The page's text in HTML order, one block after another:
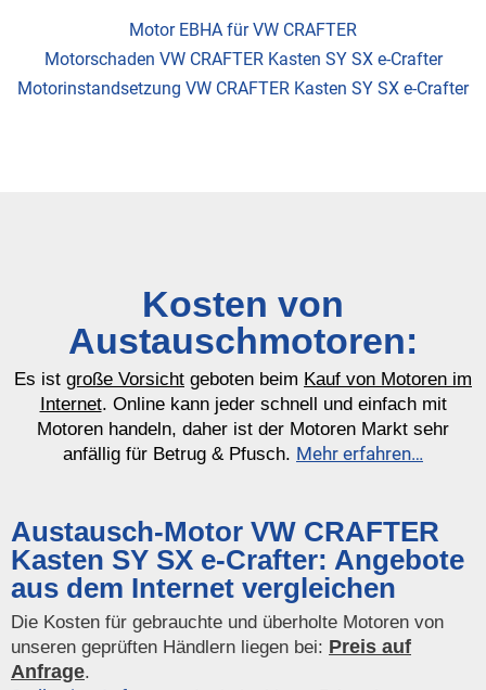
Motor EBHA für VW CRAFTER
Motorschaden VW CRAFTER Kasten SY SX e-Crafter
Motorinstandsetzung VW CRAFTER Kasten SY SX e-Crafter
Kosten von
Austauschmotoren:
Es ist große Vorsicht geboten beim Kauf von Motoren im
Internet. Online kann jeder schnell und einfach mit
Motoren handeln, daher ist der Motoren Markt sehr
anfällig für Betrug & Pfusch. Mehr erfahren…
Austausch-Motor VW CRAFTER
Kasten SY SX e-Crafter: Angebote
aus dem Internet vergleichen
Die Kosten für gebrauchte und überholte Motoren von
unseren geprüften Händlern liegen bei: Preis auf
Anfrage.